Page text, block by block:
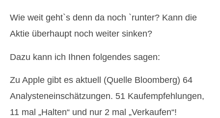
Wie weit geht`s denn da noch `runter? Kann die
Aktie überhaupt noch weiter sinken?
Dazu kann ich Ihnen folgendes sagen:
Zu Apple gibt es aktuell (Quelle Bloomberg) 64
Analysteneinschätzungen. 51 Kaufempfehlungen,
11 mal „Halten“ und nur 2 mal „Verkaufen“!